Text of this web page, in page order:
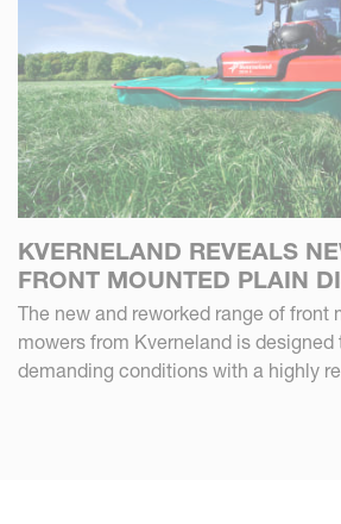
KVERNELAND REVEALS
FRONT MOUNTED PLAIN
The new and reworked range of front
mowers from Kverneland is
demanding conditions with a highly